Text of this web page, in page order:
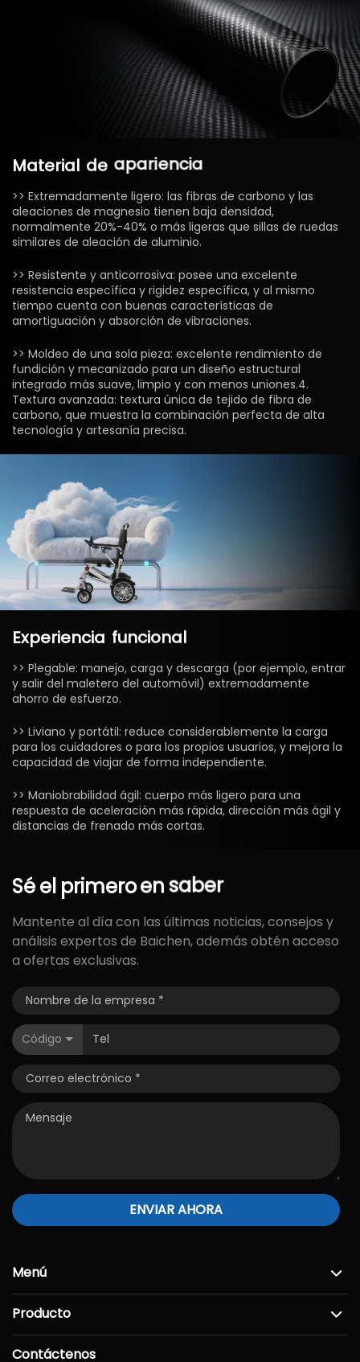
Material de apariencia
>> Extremadamente ligero: las fibras de carbono y las
aleaciones de magnesio tienen baja densidad,
normalmente 20%-40% o más ligeras que sillas de ruedas
similares de aleación de aluminio.
>> Resistente y anticorrosiva: posee una excelente
resistencia específica y rigidez específica, y al mismo
tiempo cuenta con buenas características de
amortiguación y absorción de vibraciones.
>> Moldeo de una sola pieza: excelente rendimiento de
fundición y mecanizado para un diseño estructural
integrado más suave, limpio y con menos uniones.4.
Textura avanzada: textura única de tejido de fibra de
carbono, que muestra la combinación perfecta de alta
tecnología y artesanía precisa.
Experiencia funcional
>> Plegable: manejo, carga y descarga (por ejemplo, entrar
y salir del maletero del automóvil) extremadamente
ahorro de esfuerzo.
>> Liviano y portátil: reduce considerablemente la carga
para los cuidadores o para los propios usuarios, y mejora la
capacidad de viajar de forma independiente.
>> Maniobrabilidad ágil: cuerpo más ligero para una
respuesta de aceleración más rápida, dirección más ágil y
distancias de frenado más cortas.
Séel primeroensaber
Mantente al día con las últimas noticias, consejos y
análisis expertos de Baichen, además obtén acceso
a ofertas exclusivas.
Código
ENVIAR AHORA
Menú
Producto
Contáctenos